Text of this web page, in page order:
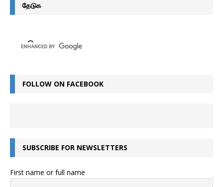
தேடுக
FOLLOW ON FACEBOOK
SUBSCRIBE FOR NEWSLETTERS
First name or full name